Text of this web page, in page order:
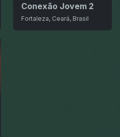
Conexão Jovem 2
Fortaleza, Ceará, Brasil